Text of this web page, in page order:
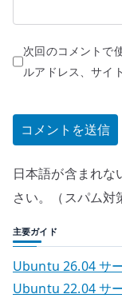
次回のコメントで
ルアドレス、サイ
日本語が含まれ
さい。（スパム対
主要ガイド
Ubuntu 26.04 サ
Ubuntu 22.04 サ